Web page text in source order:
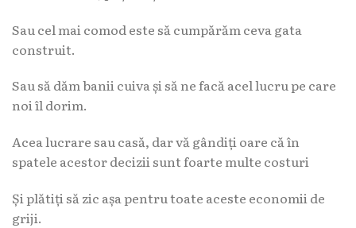
Sau cel mai comod este să cumpărăm ceva gata
construit.
Sau să dăm banii cuiva și să ne facă acel lucru pe care
noi îl dorim.
Acea lucrare sau casă, dar vă gândiți oare că în
spatele acestor decizii sunt foarte multe costuri
Și plătiți să zic așa pentru toate aceste economii de
griji.